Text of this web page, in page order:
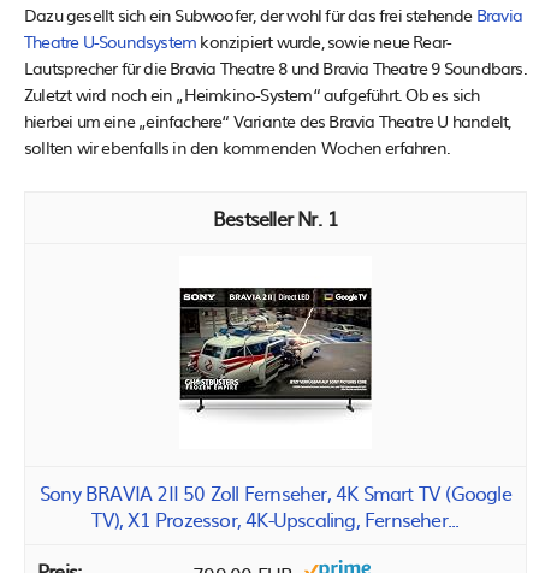
Dazu gesellt sich ein Subwoofer, der wohl für das frei stehende Bravia
Theatre U-Soundsystem konzipiert wurde, sowie neue Rear-
Lautsprecher für die Bravia Theatre 8 und Bravia Theatre 9 Soundbars.
Zuletzt wird noch ein „Heimkino-System“ aufgeführt. Ob es sich
hierbei um eine „einfachere“ Variante des Bravia Theatre U handelt,
sollten wir ebenfalls in den kommenden Wochen erfahren.
1
Sony BRAVIA 2II 50 Zoll Fernseher, 4K Smart TV (Google
TV), X1 Prozessor, 4K-Upscaling, Fernseher...